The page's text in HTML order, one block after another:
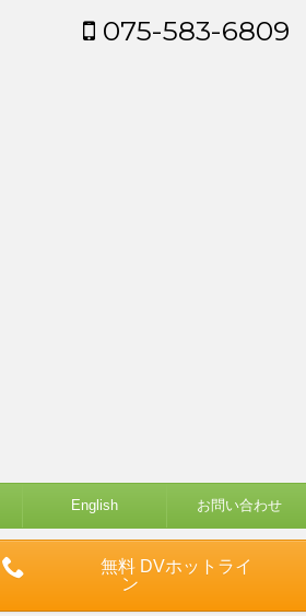
075-583-6809
English お問い合わせ
無料 DVホットライ
ン